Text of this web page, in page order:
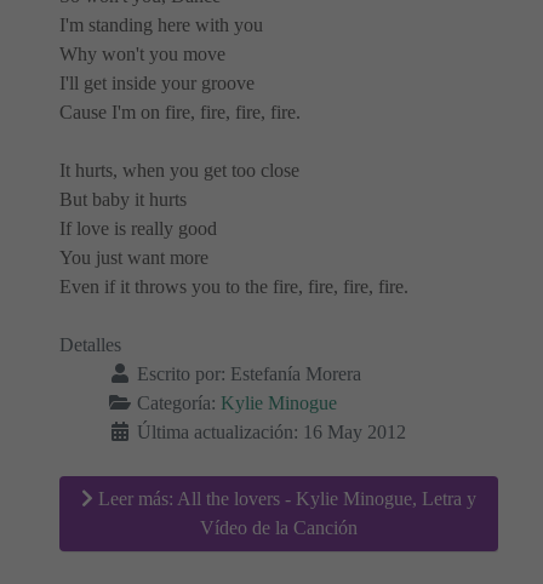
I'm standing here with you
Why won't you move
I'll get inside your groove
Cause I'm on fire, fire, fire, fire.
It hurts, when you get too close
But baby it hurts
If love is really good
You just want more
Even if it throws you to the fire, fire, fire, fire.
Detalles
Escrito por: Estefanía Morera
Categoría: Kylie Minogue
Última actualización: 16 May 2012
Leer más: All the lovers - Kylie Minogue, Letra y
Vídeo de la Canción